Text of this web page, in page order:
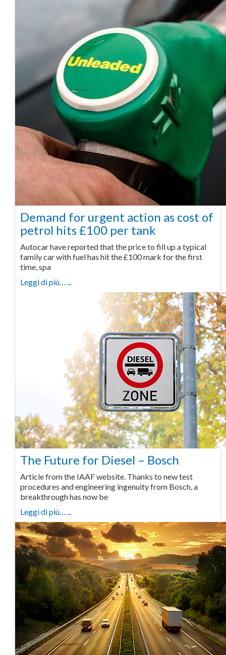
Demand for urgent action as cost of
petrol hits £100 per tank
Autocar have reported that the price to fill up a typical
family car with fuel has hit the £100 mark for the first
time, spa
Leggi di più… ...
The Future for Diesel – Bosch
Article from the IAAF website. Thanks to new test
procedures and engineering ingenuity from Bosch, a
breakthrough has now be
Leggi di più… ...